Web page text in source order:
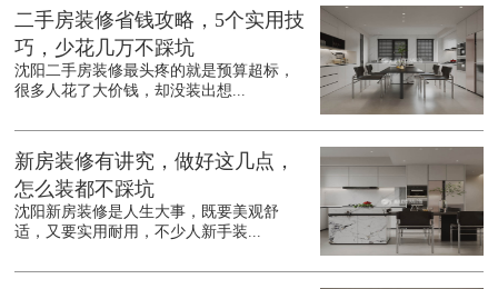
二手房装修省钱攻略，5个实用技
巧，少花几万不踩坑
沈阳二手房装修最头疼的就是预算超标，
很多人花了大价钱，却没装出想...
新房装修有讲究，做好这几点，
怎么装都不踩坑
沈阳新房装修是人生大事，既要美观舒
适，又要实用耐用，不少人新手装...